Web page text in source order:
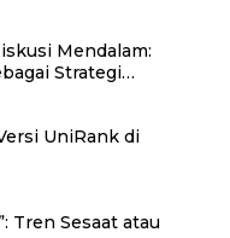
Mendalam:
Strategi
UniRank di
Tren Sesaat atau